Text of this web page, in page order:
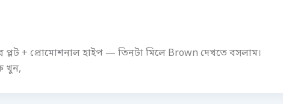
+ প্রোমোশনাল হাইপ — তিনটা মিলে Brown দেখতে বসলাম।
খুন,